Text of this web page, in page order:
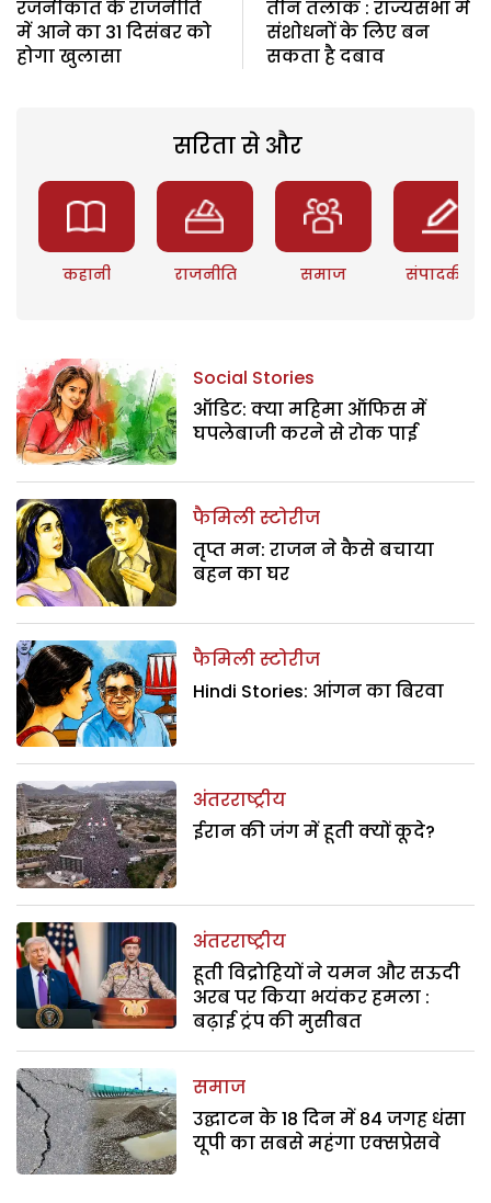
रजनीकांत के राजनीति
में आने का 31 दिसंबर को
होगा खुलासा
तीन तलाक : राज्यसभा में
संशोधनों के लिए बन
सकता है दबाव
सरिता से और
कहानी राजनीति समाज संपादकीय
Social Stories
ऑडिट: क्या महिमा ऑफिस में
घपलेबाजी करने से रोक पाई
फैमिली स्टोरीज
तृप्त मन: राजन ने कैसे बचाया
बहन का घर
फैमिली स्टोरीज
Hindi Stories: आंगन का बिरवा
अंतरराष्ट्रीय
ईरान की जंग में हूती क्यों कूदे?
अंतरराष्ट्रीय
हूती विद्रोहियों ने यमन और सऊदी
अरब पर किया भयंकर हमला :
बढ़ाई ट्रंप की मुसीबत
समाज
उद्घाटन के 18 दिन में 84 जगह धंसा
यूपी का सबसे महंगा एक्सप्रेसवे